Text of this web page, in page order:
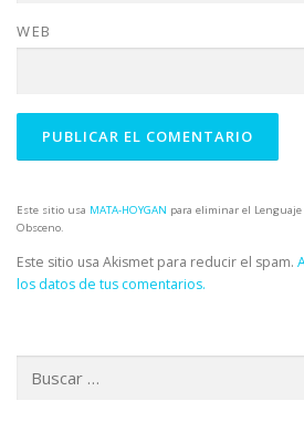
WEB
Este sitio usa MATA-HOYGAN para eliminar el
Obsceno.
Este sitio usa Akismet para reducir el spam.
los datos de tus comentarios.